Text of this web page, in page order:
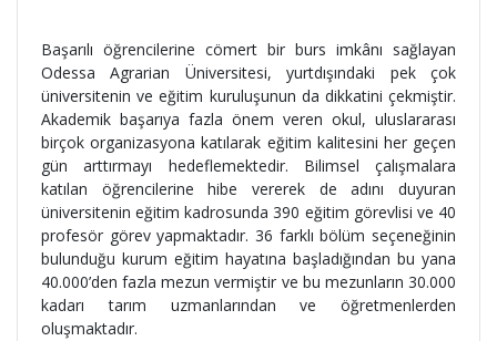
Başarılı öğrencilerine cömert bir burs imkânı sağlayan
Odessa Agrarian Üniversitesi, yurtdışındaki pek çok
üniversitenin ve eğitim kuruluşunun da dikkatini çekmiştir.
Akademik başarıya fazla önem veren okul, uluslararası
birçok organizasyona katılarak eğitim kalitesini her geçen
gün arttırmayı hedeflemektedir. Bilimsel çalışmalara
katılan öğrencilerine hibe vererek de adını duyuran
üniversitenin eğitim kadrosunda 390 eğitim görevlisi ve 40
profesör görev yapmaktadır. 36 farklı bölüm seçeneğinin
bulunduğu kurum eğitim hayatına başladığından bu yana
40.000’den fazla mezun vermiştir ve bu mezunların 30.000
kadarı tarım uzmanlarından ve öğretmenlerden
oluşmaktadır.